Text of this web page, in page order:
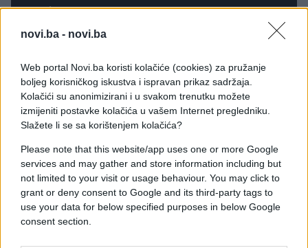
novi.ba - novi.ba
Web portal Novi.ba koristi kolačiće (cookies) za pružanje
boljeg korisničkog iskustva i ispravan prikaz sadržaja.
Kolačići su anonimizirani i u svakom trenutku možete
izmijeniti postavke kolačića u vašem Internet pregledniku.
Slažete li se sa korištenjem kolačića?
Please note that this website/app uses one or more Google
services and may gather and store information including but
not limited to your visit or usage behaviour. You may click to
grant or deny consent to Google and its third-party tags to
use your data for below specified purposes in below Google
consent section.
Tu je i epizoda "Elementary School Musical" u kojoj
su Lisini drugari predvideli dobitnika Nobelove
nagrade. Iako je u seriji pobedio Martin, prema
papiru koji drži, tačnu prognozu dao je Milhaus, koji
je predvideo da će priznanje uzeti Bengt R.
Holmstrom, koji ga je zaista osvojio 2016. godine.
Neki obožavaoci "Simpsonovih" smatraju da je
serija predvidela i epidemiju ebole 17 godina pre
nego što je do nje zapravo došlo. U sceni iz
epizode "Lisin saksofon" iz 1997. Mardž drži knjigu